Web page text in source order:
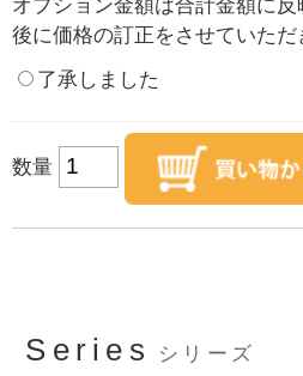
オプション金額は合計金額に
後に価格の訂正をさせていただ
了承しました
数量
Series シリーズ